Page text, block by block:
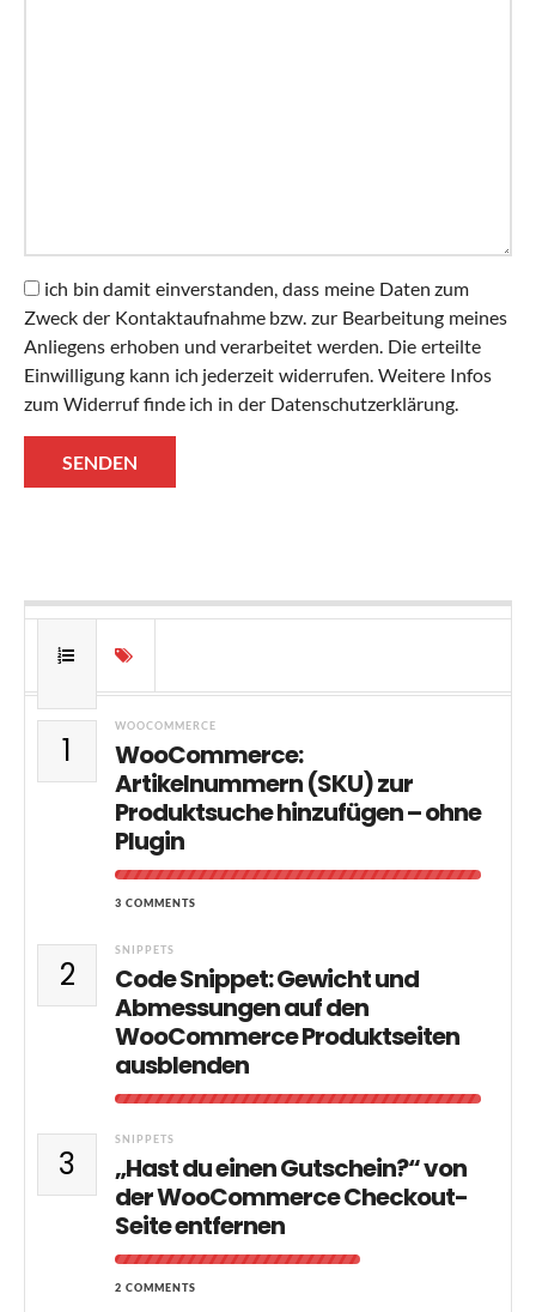
ich bin damit einverstanden, dass meine Daten zum
Zweck der Kontaktaufnahme bzw. zur Bearbeitung meines
Anliegens erhoben und verarbeitet werden. Die erteilte
Einwilligung kann ich jederzeit widerrufen. Weitere Infos
zum Widerruf finde ich in der Datenschutzerklärung.
SENDEN
1
WOOCOMMERCE
WooCommerce:
Artikelnummern (SKU) zur
Produktsuche hinzufügen – ohne
Plugin
3 COMMENTS
2
SNIPPETS
Code Snippet: Gewicht und
Abmessungen auf den
WooCommerce Produktseiten
ausblenden
3
SNIPPETS
„Hast du einen Gutschein?“ von
der WooCommerce Checkout-
Seite entfernen
2 COMMENTS